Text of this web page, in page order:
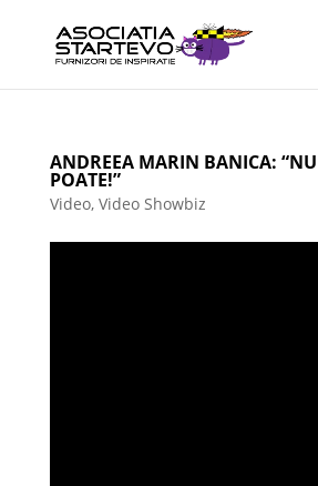
ANDREEA MARIN BANICA: “NU
POATE!”
Video, Video Showbiz